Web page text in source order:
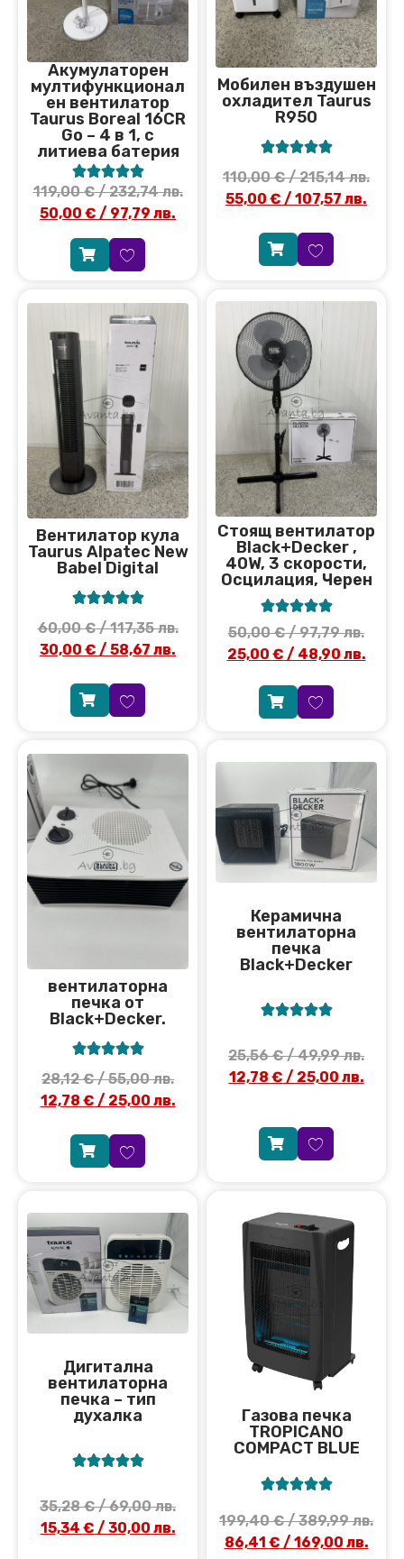
Акумулаторен
мултифункционал
ен вентилатор
Taurus Boreal 16CR
Go – 4 в 1, с
литиева батерия

119,00€/ 232,74 лв.
50,00 € / 97,79 лв.
Мобилен въздушен
охладител Taurus
R950

110,00€/ 215,14 лв.
55,00 € / 107,57 лв.
Вентилатор кула
Taurus Alpatec New
Babel Digital

60,00€/ 117,35 лв.
30,00 € / 58,67 лв.
Стоящ вентилатор
Black+Decker ,
40W, 3 скорости,
Осцилация, Черен

50,00€/ 97,79 лв.
25,00 € / 48,90 лв.
вентилаторна
печка от
Black+Decker.

28,12€/ 55,00 лв.
12,78 € / 25,00 лв.
Керамична
вентилаторна
печка
Black+Decker

25,56€/ 49,99 лв.
12,78 € / 25,00 лв.
Дигитална
вентилаторна
печка – тип
духалка

35,28€/ 69,00 лв.
15,34 € / 30,00 лв.
Газова печка
TROPICANO
COMPACT BLUE

199,40€/ 389,99 лв.
86,41 € / 169,00 лв.